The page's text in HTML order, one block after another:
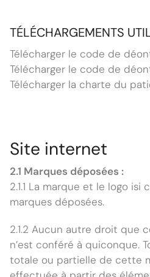
TÉLÉCHARGEMENTS
Télécharger le code de
Télécharger le code de
Télécharger la charte du
Site internet
2.1 Marques déposées :
2.1.1 La marque et le logo
marques déposées.
2.1.2 Aucun autre droit que
n’est conféré à quiconque.
totale ou partielle de cette